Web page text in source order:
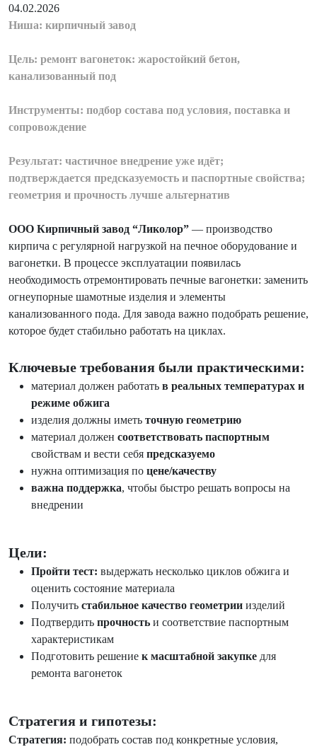
04.02.2026
Ниша: кирпичный завод
Цель: ремонт вагонеток: жаростойкий бетон,
канализованный под
Инструменты: подбор состава под условия, поставка и
сопровождение
Результат: частичное внедрение уже идёт;
подтверждается предсказуемость и паспортные свойства;
геометрия и прочность лучше альтернатив
ООО Кирпичный завод “Ликолор” — производство
кирпича с регулярной нагрузкой на печное оборудование и
вагонетки. В процессе эксплуатации появилась
необходимость отремонтировать печные вагонетки: заменить
огнеупорные шамотные изделия и элементы
канализованного пода. Для завода важно подобрать решение,
которое будет стабильно работать на циклах.
Ключевые требования были практическими:
материал должен работать в реальных температурах и
режиме обжига
изделия должны иметь точную геометрию
материал должен соответствовать паспортным
свойствам и вести себя предсказуемо
нужна оптимизация по цене/качеству
важна поддержка, чтобы быстро решать вопросы на
внедрении
Цели:
Пройти тест: выдержать несколько циклов обжига и
оценить состояние материала
Получить стабильное качество геометрии изделий
Подтвердить прочность и соответствие паспортным
характеристикам
Подготовить решение к масштабной закупке для
ремонта вагонеток
Стратегия и гипотезы:
Стратегия: подобрать состав под конкретные условия,